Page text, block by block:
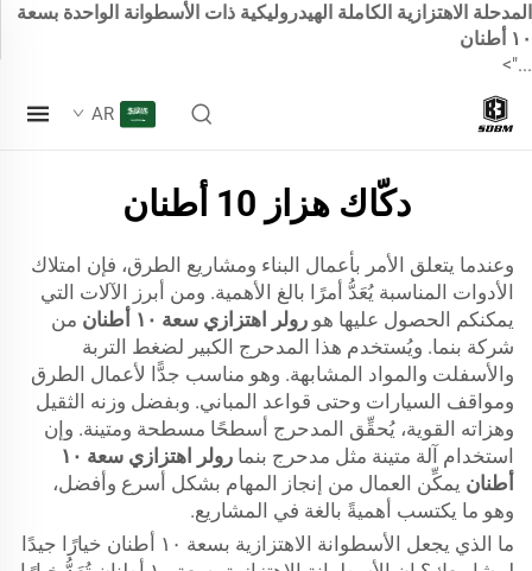
المدحلة الاهتزازية الكاملة الهيدروليكية ذات الأسطوانة الواحدة بسعة
١٠ أطنان
...">
AR
دكّاك هزاز 10 أطنان
وعندما يتعلق الأمر بأعمال البناء ومشاريع الطرق، فإن امتلاك
الأدوات المناسبة يُعَدُّ أمرًا بالغ الأهمية. ومن أبرز الآلات التي
يمكنكم الحصول عليها هو رولر اهتزازي سعة ١٠ أطنان
من
شركة بنما. ويُستخدم هذا المدحرج الكبير لضغط التربة
والأسفلت والمواد المشابهة. وهو مناسب جدًّا لأعمال الطرق
ومواقف السيارات وحتى قواعد المباني. وبفضل وزنه الثقيل
وهزاته القوية، يُحقِّق المدحرج أسطحًا مسطحة ومتينة. وإن
استخدام آلة متينة مثل مدحرج بنما
رولر اهتزازي سعة ١٠
أطنان يمكِّن العمال من إنجاز المهام بشكل أسرع وأفضل،
وهو ما يكتسب أهميةً بالغة في المشاريع.
ما الذي يجعل الأسطوانة الاهتزازية بسعة ١٠ أطنان خيارًا جيدًا